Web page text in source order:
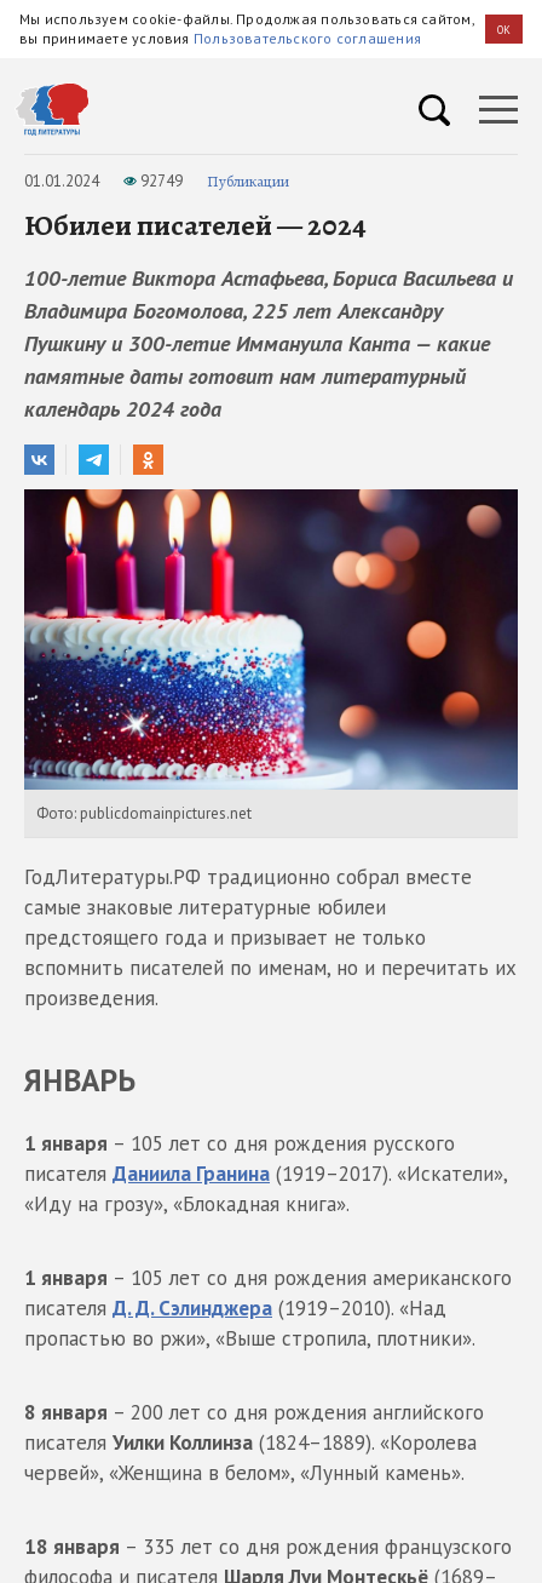
Мы используем cookie-файлы. Продолжая пользоваться сайтом,
вы принимаете условия Пользовательского соглашения OK
01.01.2024 92749 Публикации
Юбилеи писателей — 2024
100-летие Виктора Астафьева, Бориса Васильева и
Владимира Богомолова, 225 лет Александру
Пушкину и 300-летие Иммануила Канта — какие
памятные даты готовит нам литературный
календарь 2024 года
Фото: publicdomainpictures.net
ГодЛитературы.РФ традиционно собрал вместе
самые знаковые литературные юбилеи
предстоящего года и призывает не только
вспомнить писателей по именам, но и перечитать их
произведения.
ЯНВАРЬ
1 января – 105 лет со дня рождения русского
писателя Даниила Гранина (1919–2017). «Искатели»,
«Иду на грозу», «Блокадная книга».
1 января – 105 лет со дня рождения американского
писателя Д. Д. Сэлинджера (1919–2010). «Над
пропастью во ржи», «Выше стропила, плотники».
8 января – 200 лет со дня рождения английского
писателя Уилки Коллинза (1824–1889). «Королева
червей», «Женщина в белом», «Лунный камень».
18 января – 335 лет со дня рождения французского
философа и писателя Шарля Луи Монтескьё (1689–